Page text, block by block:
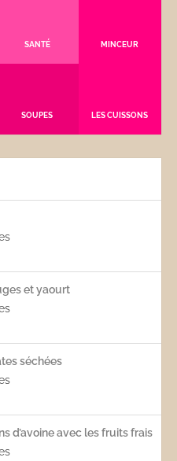
SANTÉ MINCEUR
SOUPES LES CUISSONS
et yaourt
séchées
d’avoine avec les fruits frais